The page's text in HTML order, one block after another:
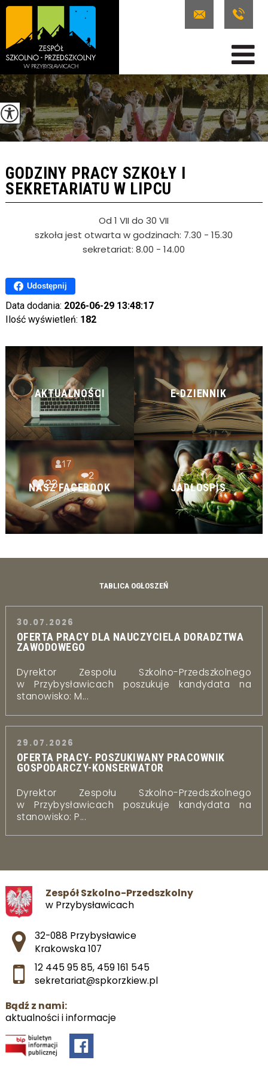
GODZINY PRACY SZKOŁY I
SEKRETARIATU W LIPCU
Od 1 VII do 30 VII
szkoła jest otwarta w godzinach: 7.30 - 15.30
sekretariat: 8.00 - 14.00
Udostępnij
Data dodania: 2026-06-29 13:48:17
Ilość wyświetleń: 182
AKTUALNOŚCI E-DZIENNIK
NASZ FACEBOOK JADŁOSPIS
TABLICA OGŁOSZEŃ
30.07.2026
OFERTA PRACY DLA NAUCZYCIELA DORADZTWA
ZAWODOWEGO
Dyrektor Zespołu Szkolno-Przedszkolnego
w Przybysławicach poszukuje kandydata na
stanowisko: M...
29.07.2026
OFERTA PRACY- POSZUKIWANY PRACOWNIK
GOSPODARCZY-KONSERWATOR
Dyrektor Zespołu Szkolno-Przedszkolnego
w Przybysławicach poszukuje kandydata na
stanowisko: P...
Zespół Szkolno-Przedszkolny
w Przybysławicach
Adres pocztowy:
32-088 Przybysławice
Krakowska 107
12 445 95 85, 459 161 545
sekretariat@spkorzkiew.pl
Bądź z nami:
aktualności i informacje